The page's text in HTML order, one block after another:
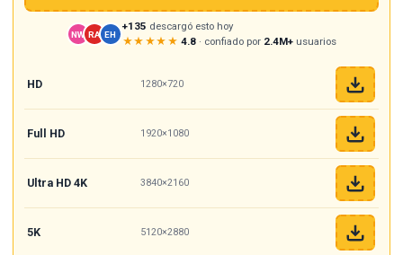
NW RA EH
+135 descargó esto hoy
★★★★★ 4.8 · confiado por 2.4M+ usuarios
HD 1280×720
Full HD 1920×1080
Ultra HD 4K 3840×2160
5K 5120×2880